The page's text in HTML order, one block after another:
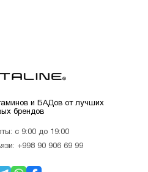
и БАДов от лучших
брендов
с 9:00 до 19:00
+998 90 906 69 99